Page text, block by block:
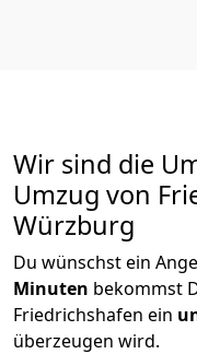
Wir sind die
Umzug von
Würzburg
Du wünschst ein
Minuten bekommst
Friedrichshafen ein
überzeugen wird.